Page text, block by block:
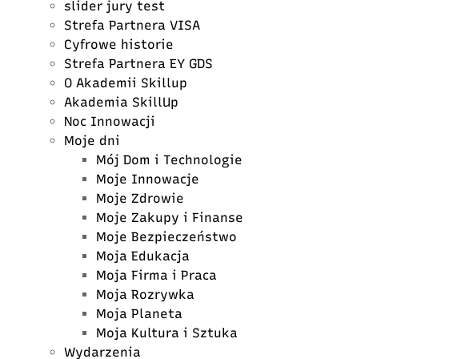
slider jury test
Strefa Partnera VISA
Cyfrowe historie
Strefa Partnera EY GDS
O Akademii Skillup
Akademia SkillUp
Noc Innowacji
Moje dni
Mój Dom i Technologie
Moje Innowacje
Moje Zdrowie
Moje Zakupy i Finanse
Moje Bezpieczeństwo
Moja Edukacja
Moja Firma i Praca
Moja Rozrywka
Moja Planeta
Moja Kultura i Sztuka
Wydarzenia